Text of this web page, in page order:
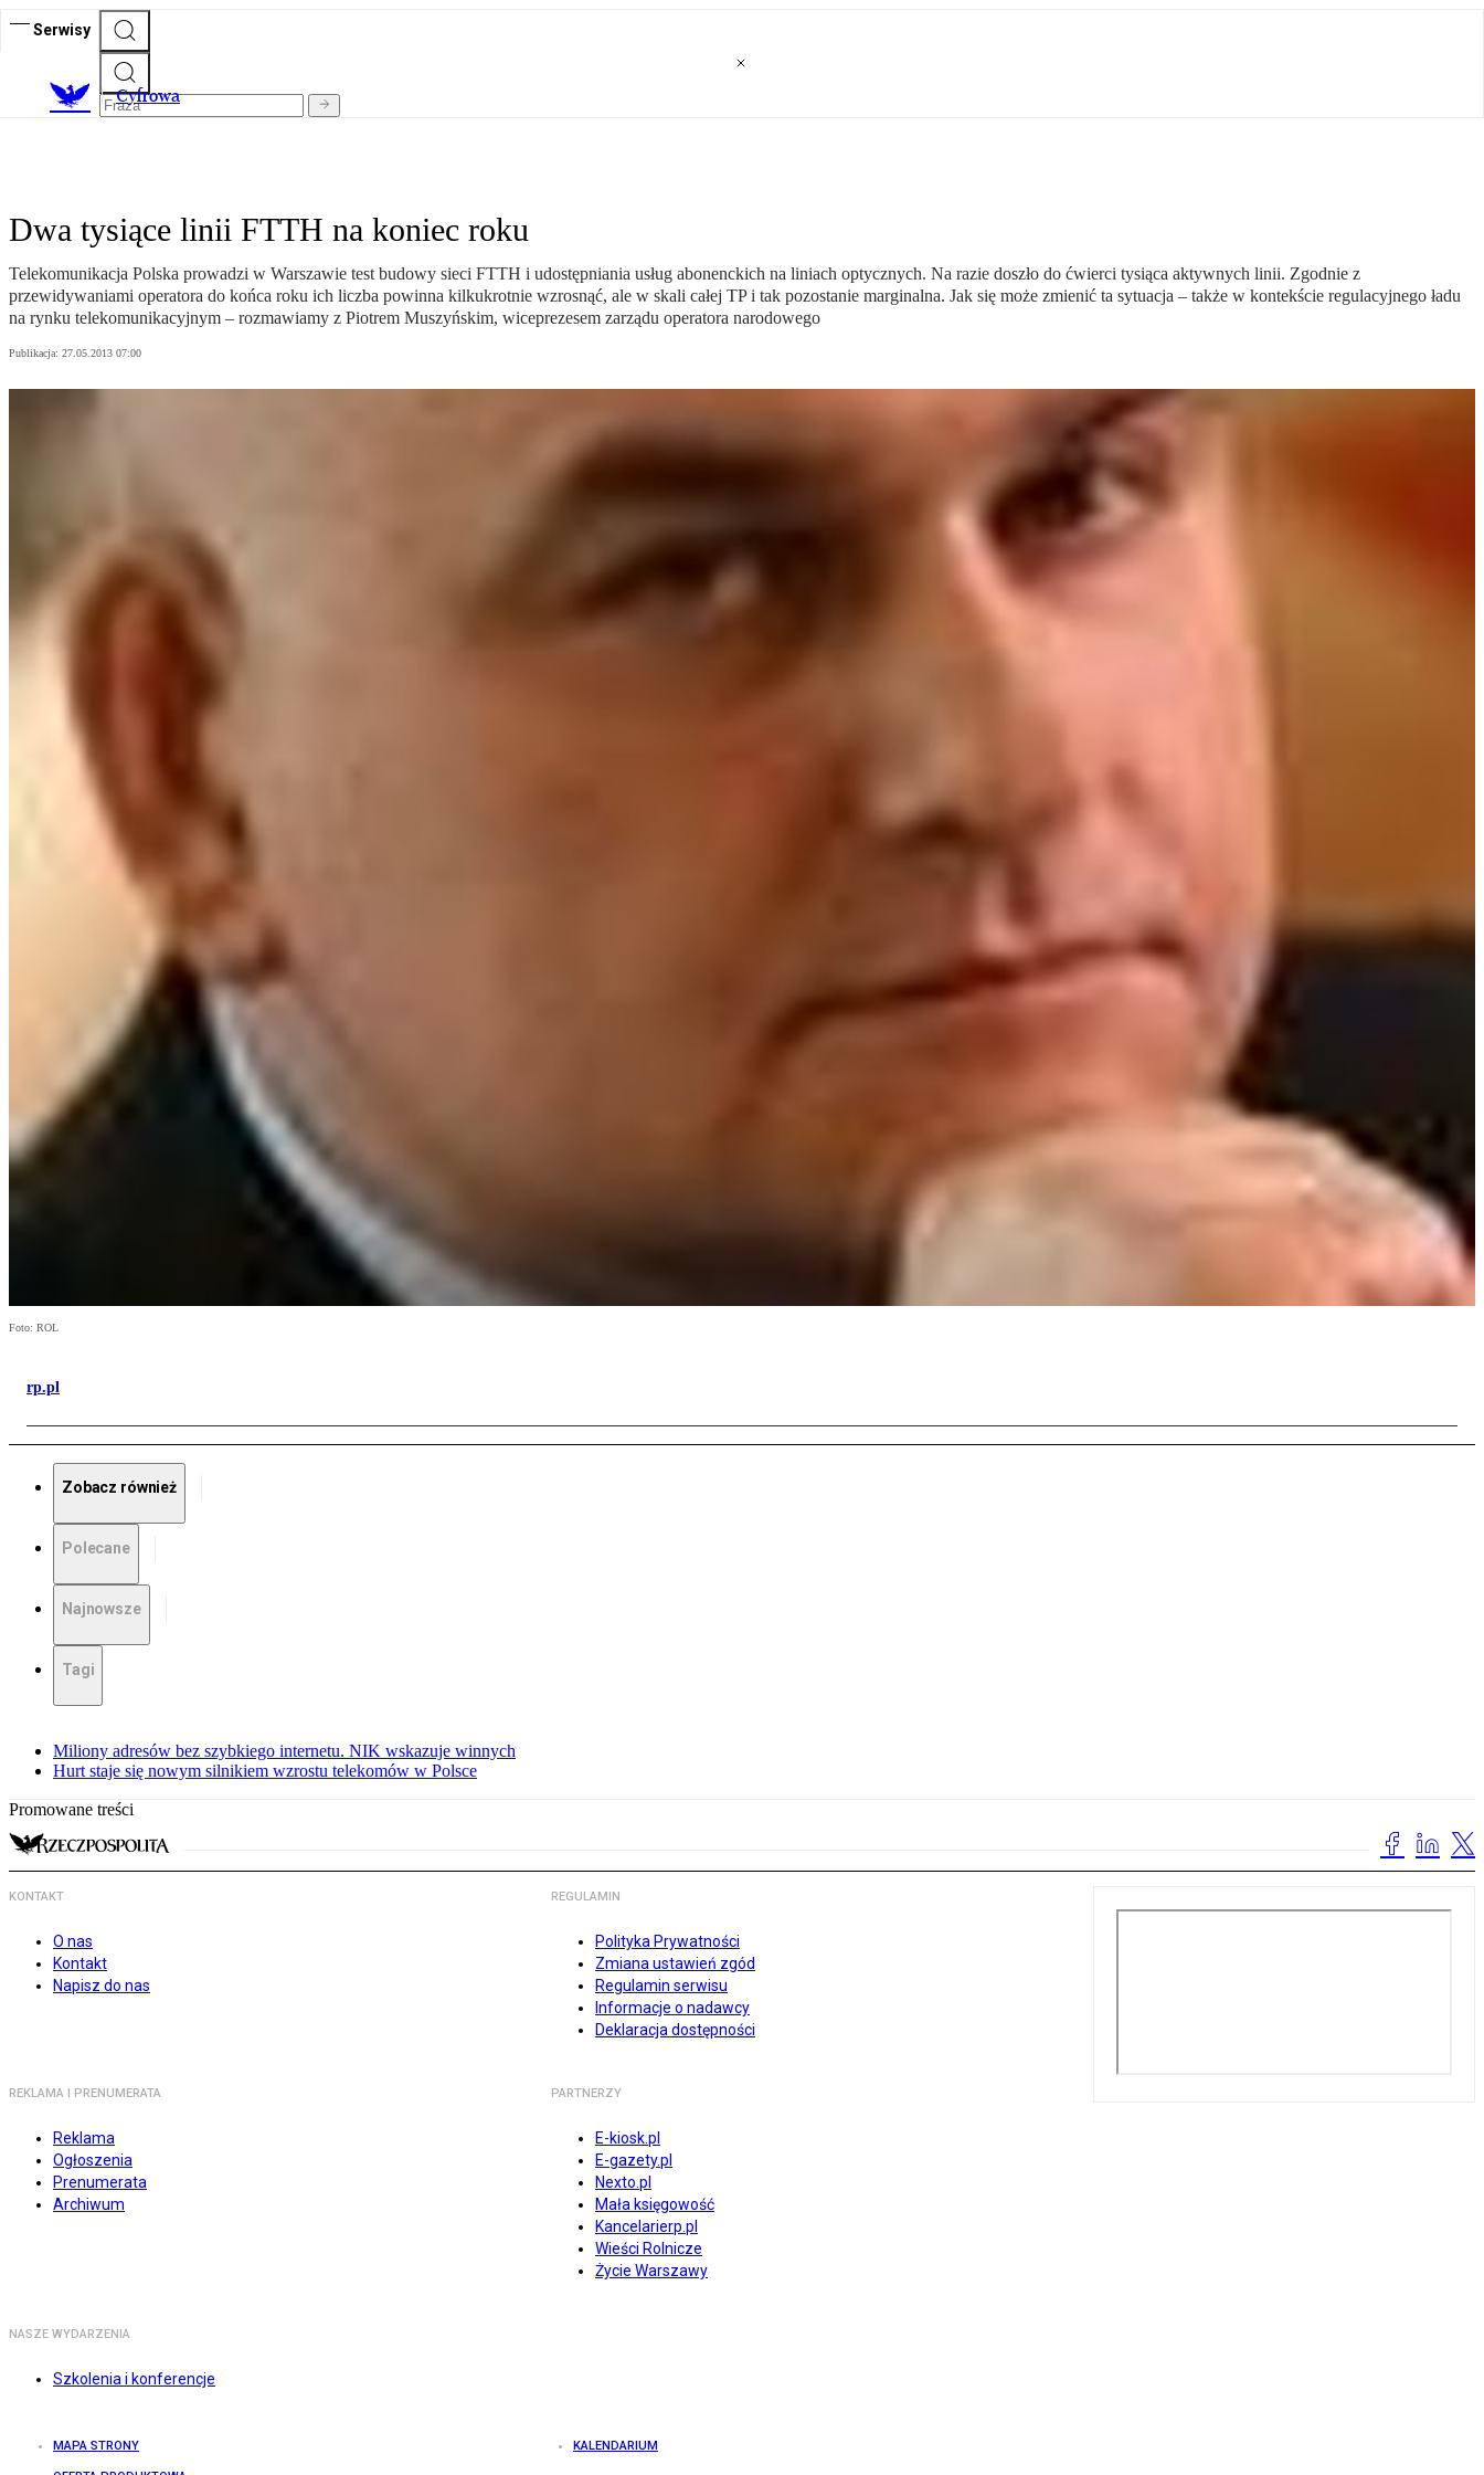
Serwisy
Cyfrowa
Dwa tysiące linii FTTH na koniec roku
Telekomunikacja Polska prowadzi w Warszawie test budowy sieci FTTH i udostępniania usług abonenckich na liniach optycznych. Na razie doszło do ćwierci tysiąca aktywnych linii. Zgodnie z
przewidywaniami operatora do końca roku ich liczba powinna kilkukrotnie wzrosnąć, ale w skali całej TP i tak pozostanie marginalna. Jak się może zmienić ta sytuacja – także w kontekście regulacyjnego ładu
na rynku telekomunikacyjnym – rozmawiamy z Piotrem Muszyńskim, wiceprezesem zarządu operatora narodowego
Publikacja: 27.05.2013 07:00
Foto: ROL
rp.pl
Zobacz również
Polecane
Najnowsze
Tagi
Miliony adresów bez szybkiego internetu. NIK wskazuje winnych
Hurt staje się nowym silnikiem wzrostu telekomów w Polsce
Promowane treści
KONTAKT
O nas
Kontakt
Napisz do nas
REGULAMIN
Polityka Prywatności
Zmiana ustawień zgód
Regulamin serwisu
Informacje o nadawcy
Deklaracja dostępności
REKLAMA I PRENUMERATA
Reklama
Ogłoszenia
Prenumerata
Archiwum
PARTNERZY
E-kiosk.pl
E-gazety.pl
Nexto.pl
Mała księgowość
Kancelarierp.pl
Wieści Rolnicze
Życie Warszawy
NASZE WYDARZENIA
Szkolenia i konferencje
MAPA STRONY KALENDARIUM